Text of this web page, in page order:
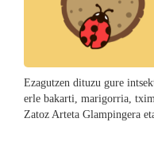
Ezagutzen dituzu gure
erle bakarti, marigorria,
Zatoz Arteta Glampingera